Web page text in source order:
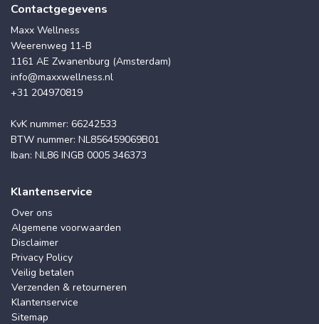
Contactgegevens
Maxx Wellness
Weerenweg 11-B
1161 AE Zwanenburg (Amsterdam)
info@maxxwellness.nl
+31 204970819
KvK nummer: 66242533
BTW nummer: NL856459069B01
Iban: NL86 INGB 0005 346373
Klantenservice
Over ons
Algemene voorwaarden
Disclaimer
Privacy Policy
Veilig betalen
Verzenden & retourneren
Klantenservice
Sitemap